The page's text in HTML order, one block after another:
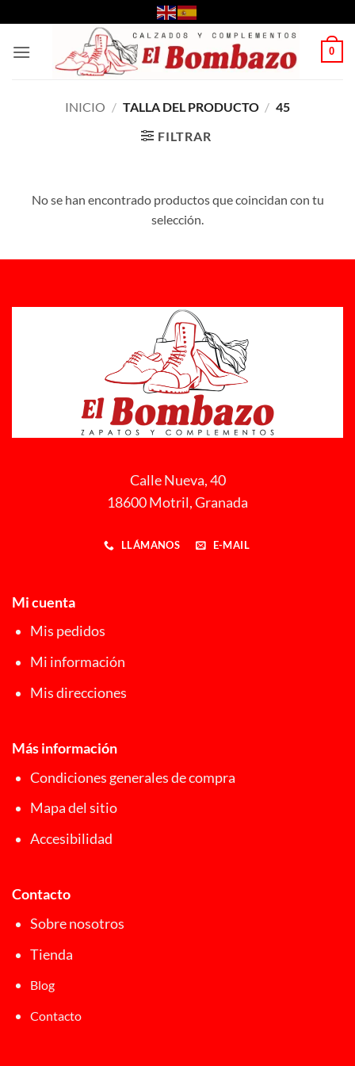
al
contenido
0
INICIO / TALLA DEL PRODUCTO / 45
FILTRAR
No se han encontrado productos que coincidan con tu
selección.
Calle Nueva, 40
18600 Motril, Granada
LLÁMANOS E-MAIL
Mi cuenta
Mis pedidos
Mi información
Mis direcciones
Más información
Condiciones generales de compra
Mapa del sitio
Accesibilidad
Contacto
Sobre nosotros
Tienda
Blog
Contacto